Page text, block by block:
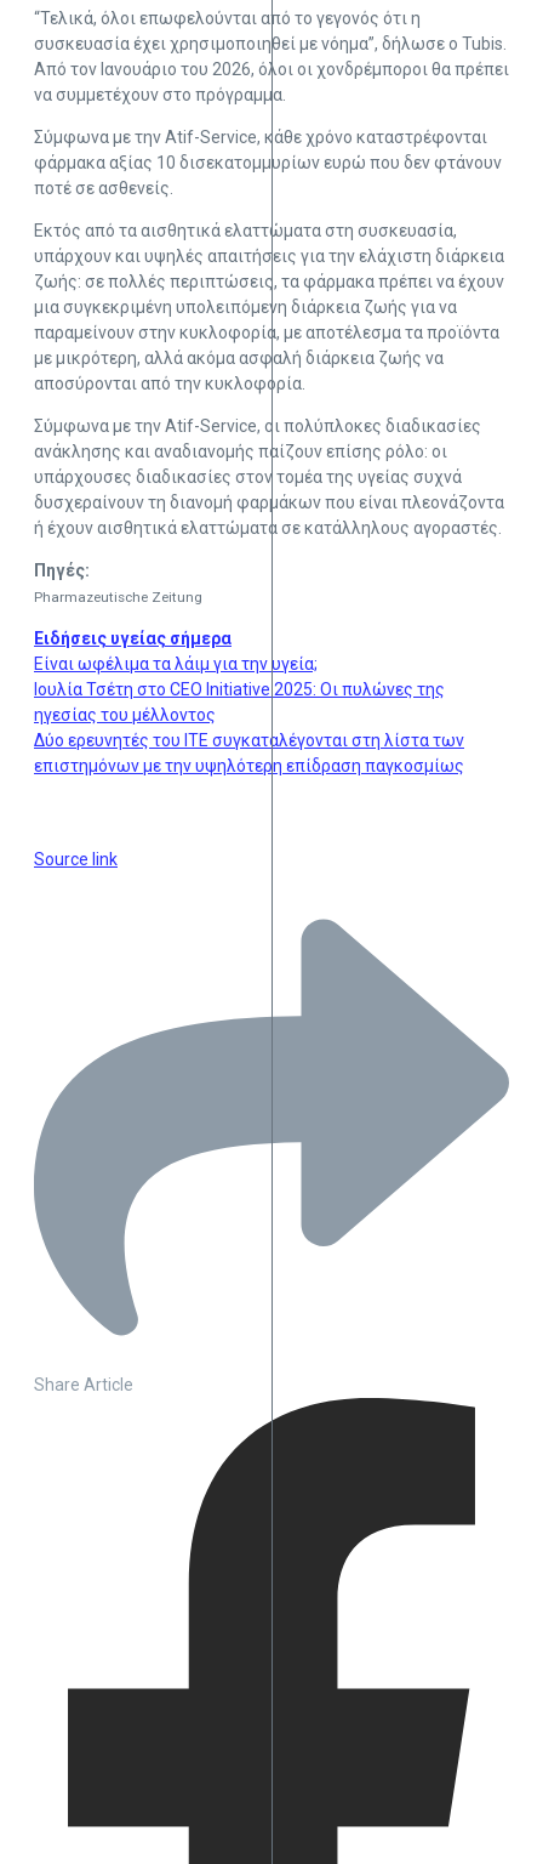
“Τελικά, όλοι επωφελούνται από το γεγονός ότι η
συσκευασία έχει χρησιμοποιηθεί με νόημα”, δήλωσε ο Tubis.
Από τον Ιανουάριο του 2026, όλοι οι χονδρέμποροι θα πρέπει
να συμμετέχουν στο πρόγραμμα.
Σύμφωνα με την Atif-Service, κάθε χρόνο καταστρέφονται
φάρμακα αξίας 10 δισεκατομμυρίων ευρώ που δεν φτάνουν
ποτέ σε ασθενείς.
Εκτός από τα αισθητικά ελαττώματα στη συσκευασία,
υπάρχουν και υψηλές απαιτήσεις για την ελάχιστη διάρκεια
ζωής: σε πολλές περιπτώσεις, τα φάρμακα πρέπει να έχουν
μια συγκεκριμένη υπολειπόμενη διάρκεια ζωής για να
παραμείνουν στην κυκλοφορία, με αποτέλεσμα τα προϊόντα
με μικρότερη, αλλά ακόμα ασφαλή διάρκεια ζωής να
αποσύρονται από την κυκλοφορία.
Σύμφωνα με την Atif-Service, οι πολύπλοκες διαδικασίες
ανάκλησης και αναδιανομής παίζουν επίσης ρόλο: οι
υπάρχουσες διαδικασίες στον τομέα της υγείας συχνά
δυσχεραίνουν τη διανομή φαρμάκων που είναι πλεονάζοντα
ή έχουν αισθητικά ελαττώματα σε κατάλληλους αγοραστές.
Πηγές:
Pharmazeutische Zeitung
Ειδήσεις υγείας σήμερα
Είναι ωφέλιμα τα λάιμ για την υγεία;
Ιουλία Τσέτη στο CEO Initiative 2025: Οι πυλώνες της
ηγεσίας του μέλλοντος
Δύο ερευνητές του ΙΤΕ συγκαταλέγονται στη λίστα των
επιστημόνων με την υψηλότερη επίδραση παγκοσμίως
Source link
Share Article